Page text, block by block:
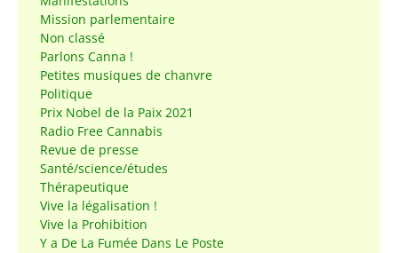
Mission parlementaire
Non classé
Parlons Canna !
Petites musiques de chanvre
Politique
Prix Nobel de la Paix 2021
Radio Free Cannabis
Revue de presse
Santé/science/études
Thérapeutique
Vive la légalisation !
Vive la Prohibition
Y a De La Fumée Dans Le Poste